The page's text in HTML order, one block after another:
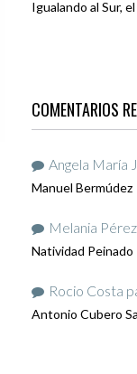
Igualando al Sur,
COMENTARIOS
Angela María
Manuel Bermúdez
Melania
Natividad Peinado
Rocio Costa
Antonio Cubero